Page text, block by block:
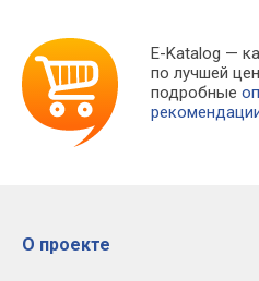
E-Katalog —
по лучшей
подробные
О проекте